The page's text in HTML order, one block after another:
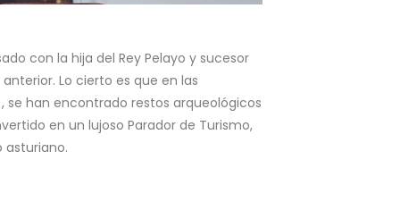
con la hija del Rey Pelayo y sucesor
Lo cierto es que en las
han encontrado restos arqueológicos
en un lujoso Parador de Turismo,
asturiano.